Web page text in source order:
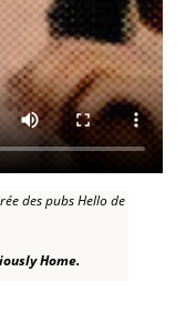
des pubs Hello de
Home.